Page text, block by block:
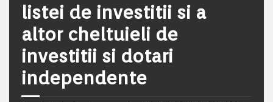
listei de investitii si a
altor cheltuieli de
investitii si dotari
independente